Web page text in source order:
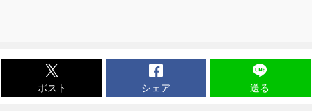
ポスト シェア 送る